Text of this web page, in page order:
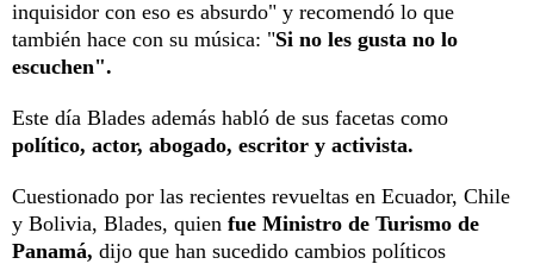
inquisidor con eso es absurdo" y recomendó lo que
también hace con su música: "Si no les gusta no lo
escuchen".
Este día Blades además habló de sus facetas como
político, actor, abogado, escritor y activista.
Cuestionado por las recientes revueltas en Ecuador, Chile
y Bolivia, Blades, quien fue Ministro de Turismo de
Panamá, dijo que han sucedido cambios políticos